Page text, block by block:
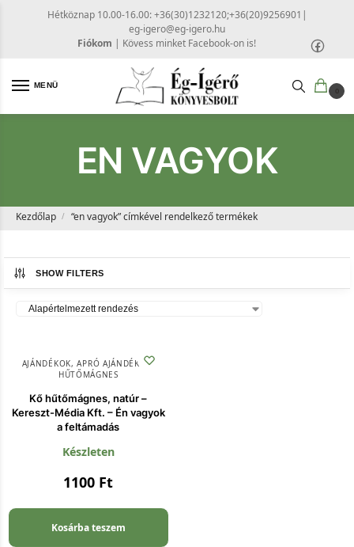
Hétköznap 10.00-16.00: +36(30)1232120;+36(20)9256901 |
eg-igero@eg-igero.hu
Fiókom | Kövess minket Facebook-on is!
MENÜ
0
EN VAGYOK
Kezdőlap / “en vagyok” címkével rendelkező termékek
SHOW FILTERS
AJÁNDÉKOK,APRÓ AJÁNDÉKOK,
HŰTŐMÁGNES
Kő hűtőmágnes, natúr –
Kereszt-Média Kft. – Én vagyok
a feltámadás
Készleten
1100 Ft
Kosárba teszem